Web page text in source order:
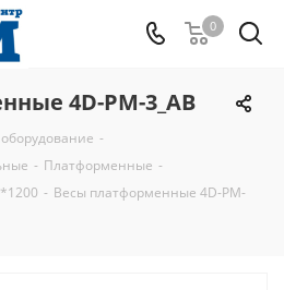
0
4D-PM-3_AВ
-
- Платформенные -
- Весы платформенные 4D-PM-